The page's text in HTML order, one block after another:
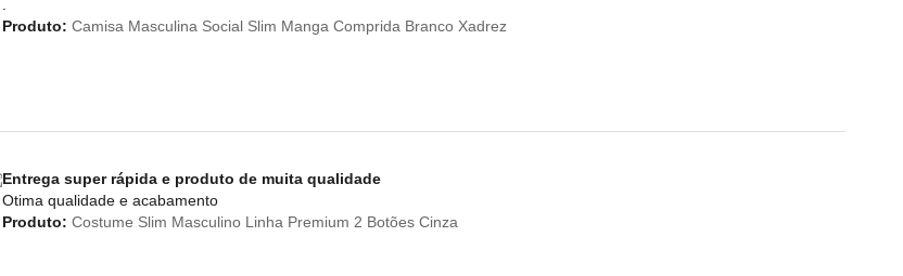
.
Produto: Camisa Masculina Social Slim Manga Comprida Branco Xadrez
Entrega super rápida e produto de muita qualidade
Otima qualidade e acabamento
Produto: Costume Slim Masculino Linha Premium 2 Botões Cinza